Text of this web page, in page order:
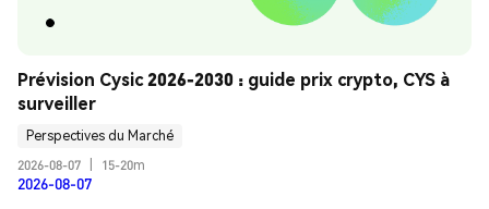
Prévision Cysic 2026-2030 : guide prix crypto, CYS à
surveiller
Perspectives du Marché
2026-08-07
15-20m
2026-08-07